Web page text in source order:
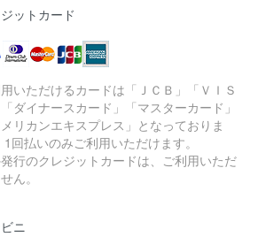
ットカード
いただけるカードは「ＪＣＢ」「ＶＩＳ
ダイナースカード」「マスターカード」
メリカンエキスプレス」となっておりま
1回払いのみご利用いただけます。
行のクレジットカードは、ご利用いただ
ん。
ニ